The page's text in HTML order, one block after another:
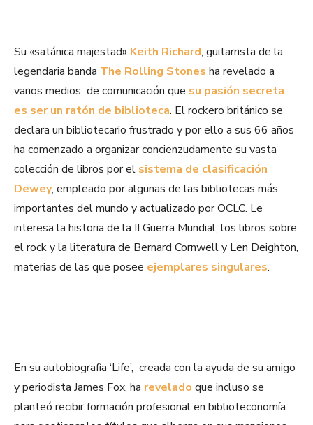
Su «satánica majestad» Keith Richard, guitarrista de la
legendaria banda The Rolling Stones ha revelado a
varios medios de comunicación que su pasión secreta
es ser un ratón de biblioteca. El rockero británico se
declara un bibliotecario frustrado y por ello a sus 66 años
ha comenzado a organizar concienzudamente su vasta
colección de libros por el sistema de clasificación
Dewey, empleado por algunas de las bibliotecas más
importantes del mundo y actualizado por OCLC. Le
interesa la historia de la II Guerra Mundial, los libros sobre
el rock y la literatura de Bernard Cornwell y Len Deighton,
materias de las que posee ejemplares singulares.
En su autobiografía ‘Life’, creada con la ayuda de su amigo
y periodista James Fox, ha revelado que incluso se
planteó recibir formación profesional en biblioteconomía